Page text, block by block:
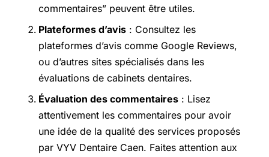
commentaires” peuvent être utiles.
Plateformes d’avis : Consultez les
plateformes d’avis comme Google Reviews,
ou d’autres sites spécialisés dans les
évaluations de cabinets dentaires.
Évaluation des commentaires : Lisez
attentivement les commentaires pour avoir
une idée de la qualité des services proposés
par VYV Dentaire Caen. Faites attention aux